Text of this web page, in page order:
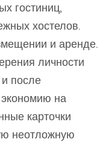
гостиниц,
хостелов.
и аренде.
личности
после
экономию на
карточки
неотложную